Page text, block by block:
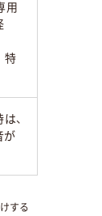
用
特
、
が
する